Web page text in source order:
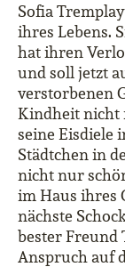
Sofia
ihres Lebens.
hat ihren
und soll jetzt
verstorbenen
Kindheit nicht
seine Eisdiele
Städtchen in
nicht nur
im Haus ihres
nächste
bester Freund
Anspruch auf